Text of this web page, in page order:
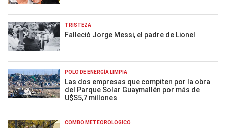
TRISTEZA
Falleció Jorge Messi, el padre de Lionel
POLO DE ENERGÍA LIMPIA
Las dos empresas que compiten por la obra
del Parque Solar Guaymallén por más de
U$S5,7 millones
COMBO METEOROLÓGICO